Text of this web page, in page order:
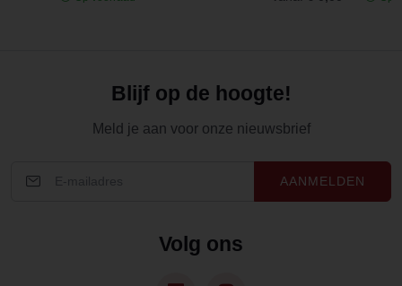
Blijf op de hoogte!
Meld je aan voor onze nieuwsbrief
AANMELDEN
Volg ons